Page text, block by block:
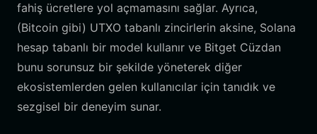
fahiş ücretlere yol açmamasını sağlar. Ayrıca,
(Bitcoin gibi) UTXO tabanlı zincirlerin aksine, Solana
hesap tabanlı bir model kullanır ve Bitget Cüzdan
bunu sorunsuz bir şekilde yöneterek diğer
ekosistemlerden gelen kullanıcılar için tanıdık ve
sezgisel bir deneyim sunar.